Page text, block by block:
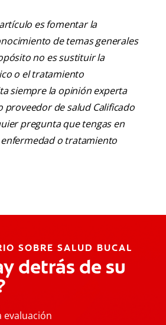
es fomentar la
de temas generales
no es sustituir la
o el tratamiento
siempre la opinión experta
de salud Calificado
pregunta que tengas en
o tratamiento
SOBRE SALUD BUCAL
detrás de su
evaluación